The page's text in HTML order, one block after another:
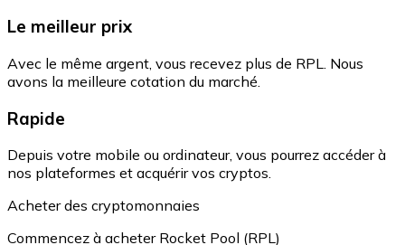
Le meilleur prix
Avec le même argent, vous recevez plus de RPL. Nous
avons la meilleure cotation du marché.
Rapide
Depuis votre mobile ou ordinateur, vous pourrez accéder à
nos plateformes et acquérir vos cryptos.
Acheter des cryptomonnaies
Commencez à acheter Rocket Pool (RPL)